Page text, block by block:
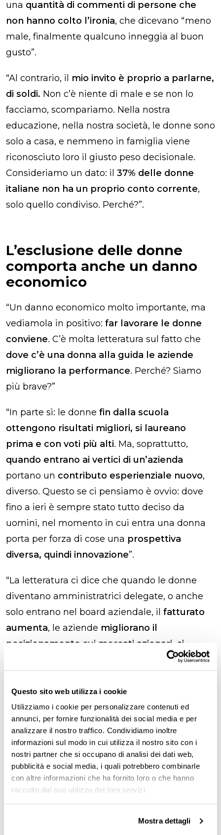
Questo sito web utilizza i cookie
Utilizziamo i cookie per personalizzare contenuti ed
annunci, per fornire funzionalità dei social media e per
analizzare il nostro traffico. Condividiamo inoltre
informazioni sul modo in cui utilizza il nostro sito con i
nostri partner che si occupano di analisi dei dati web,
pubblicità e social media, i quali potrebbero combinarle
con altre informazioni che ha fornito loro o che hanno
raccolto dal suo utilizzo dei loro servizi.
Mostra dettagli
una quantità di commenti di persone che
non hanno colto l’ironia, che dicevano “meno
male, finalmente qualcuno inneggia al buon
gusto”.
“Al contrario, il mio invito è proprio a parlarne,
di soldi. Non c’è niente di male e se non lo
facciamo, scompariamo. Nella nostra
educazione, nella nostra società, le donne sono
solo a casa, e nemmeno in famiglia viene
riconosciuto loro il giusto peso decisionale.
Consideriamo un dato: il 37% delle donne
italiane non ha un proprio conto corrente,
solo quello condiviso. Perché?”.
L’esclusione delle donne
comporta anche un danno
economico
“Un danno economico molto importante, ma
vediamola in positivo: far lavorare le donne
conviene. C’è molta letteratura sul fatto che
dove c’è una donna alla guida le aziende
migliorano la performance. Perché? Siamo
più brave?”
“In parte sì: le donne fin dalla scuola
ottengono risultati migliori, si laureano
prima e con voti più alti. Ma, soprattutto,
quando entrano ai vertici di un’azienda
portano un contributo esperienziale nuovo,
diverso. Questo se ci pensiamo è ovvio: dove
fino a ieri è sempre stato tutto deciso da
uomini, nel momento in cui entra una donna
porta per forza di cose una prospettiva
diversa, quindi innovazione”.
“La letteratura ci dice che quando le donne
diventano amministratrici delegate, o anche
solo entrano nel board aziendale, il fatturato
aumenta, le aziende migliorano il
posizionamento sui mercati azionari, si
”.
Un beneficio è anche per la
collettività
“Naturalmente. Pensiamo: se abbiamo il50%
delle donne che non lavora, quella è una fetta
di popolazione che di fattonon produce
ricchezza. Se lavorassero, contribuirebbero ad
, che servirebbero ad